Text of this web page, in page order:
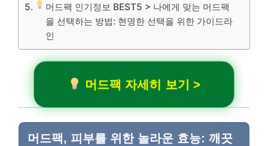
머드팩 인기정보 BEST5 > 나에게 맞는 머드팩
을 선택하는 방법: 현명한 선택을 위한 가이드라
인
머드팩 자세히 보기 >
머드팩, 피부를 위한 놀라운 효능: 깨끗